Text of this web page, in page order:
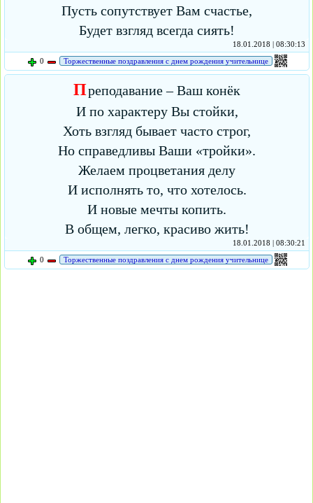
Пусть сопутствует Вам счастье,
Будет взгляд всегда сиять!
18.01.2018 | 08:30:13
0
Торжественные поздравления с днем рождения учительнице
Преподавание – Ваш конёк
И по характеру Вы стойки,
Хоть взгляд бывает часто строг,
Но справедливы Ваши «тройки».
Желаем процветания делу
И исполнять то, что хотелось.
И новые мечты копить.
В общем, легко, красиво жить!
18.01.2018 | 08:30:21
0
Торжественные поздравления с днем рождения учительнице